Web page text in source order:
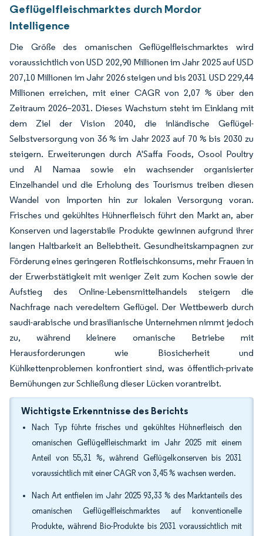
Geflügelfleischmarktes durch Mordor
Intelligence
Die Größe des omanischen Geflügelfleischmarktes wird
voraussichtlich von USD 202,90 Millionen im Jahr 2025 auf USD
207,10 Millionen im Jahr 2026 steigen und bis 2031 USD 229,44
Millionen erreichen, mit einer CAGR von 2,07 % über den
Zeitraum 2026–2031. Dieses Wachstum steht im Einklang mit
dem Ziel der Vision 2040, die inländische Geflügel-
Selbstversorgung von 36 % im Jahr 2023 auf 70 % bis 2030 zu
steigern. Erweiterungen durch A'Saffa Foods, Osool Poultry
und Al Namaa sowie ein wachsender organisierter
Einzelhandel und die Erholung des Tourismus treiben diesen
Wandel von Importen hin zur lokalen Versorgung voran.
Frisches und gekühltes Hühnerfleisch führt den Markt an, aber
Konserven und lagerstabile Produkte gewinnen aufgrund ihrer
langen Haltbarkeit an Beliebtheit. Gesundheitskampagnen zur
Förderung eines geringeren Rotfleischkonsums, mehr Frauen in
der Erwerbstätigkeit mit weniger Zeit zum Kochen sowie der
Aufstieg des Online-Lebensmittelhandels steigern die
Nachfrage nach veredeltem Geflügel. Der Wettbewerb durch
saudi-arabische und brasilianische Unternehmen nimmt jedoch
zu, während kleinere omanische Betriebe mit
Herausforderungen wie Biosicherheit und
Kühlkettenproblemen konfrontiert sind, was öffentlich-private
Bemühungen zur Schließung dieser Lücken vorantreibt.
Wichtigste Erkenntnisse des Berichts
Nach Typ führte frisches und gekühltes Hühnerfleisch den
omanischen Geflügelfleischmarkt im Jahr 2025 mit einem
Anteil von 55,31 %, während Geflügelkonserven bis 2031
voraussichtlich mit einer CAGR von 3,45 % wachsen werden.
Nach Art entfielen im Jahr 2025 93,33 % des Marktanteils des
omanischen Geflügelfleischmarktes auf konventionelle
Produkte, während Bio-Produkte bis 2031 voraussichtlich mit